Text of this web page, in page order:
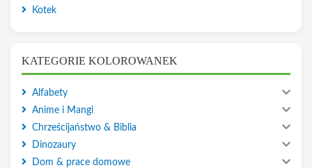
Kotek
KATEGORIE KOLOROWANEK
Alfabety
Anime i Mangi
Chrześcijaństwo & Biblia
Dinozaury
Dom & prace domowe